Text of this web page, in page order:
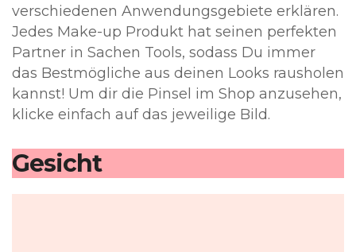
verschiedenen Anwendungsgebiete erklären.
Jedes Make-up Produkt hat seinen perfekten
Partner in Sachen Tools, sodass Du immer
das Bestmögliche aus deinen Looks rausholen
kannst! Um dir die Pinsel im Shop anzusehen,
klicke einfach auf das jeweilige Bild.
Gesicht